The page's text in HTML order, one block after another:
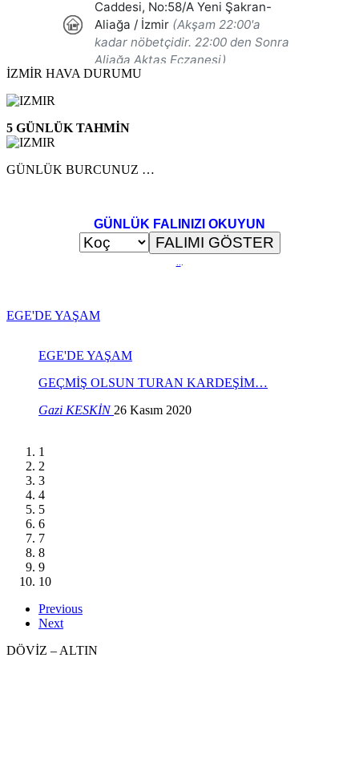
İZMİR HAVA DURUMU
5 GÜNLÜK TAHMİN
GÜNLÜK BURCUNUZ …
GÜNLÜK FALINIZI OKUYUN
...
EGE'DE YAŞAM
EGE'DE YAŞAM
GEÇMİŞ OLSUN TURAN KARDEŞİM…
Gazi KESKİN 26 Kasım 2020
1
2
3
4
5
6
7
8
9
10
Previous
Next
DÖVİZ – ALTIN